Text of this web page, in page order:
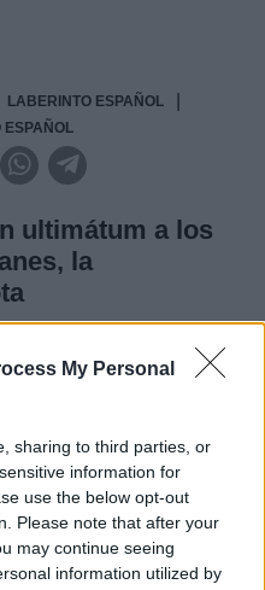
My Personal
sharing to third parties, or
information for
use the below opt-out
Please note that after your
may continue seeing
information utilized by
LABERINTO ESPAÑOL
ESPAÑOL
ultimátum a los
la
Carmen Calvo ha
Ministros de este
negociación se agotan.
independentistas, ya
el entendimiento y
ha advertido que a
puesto un marco de
un intermediario,
tras ver la
se desdicen en